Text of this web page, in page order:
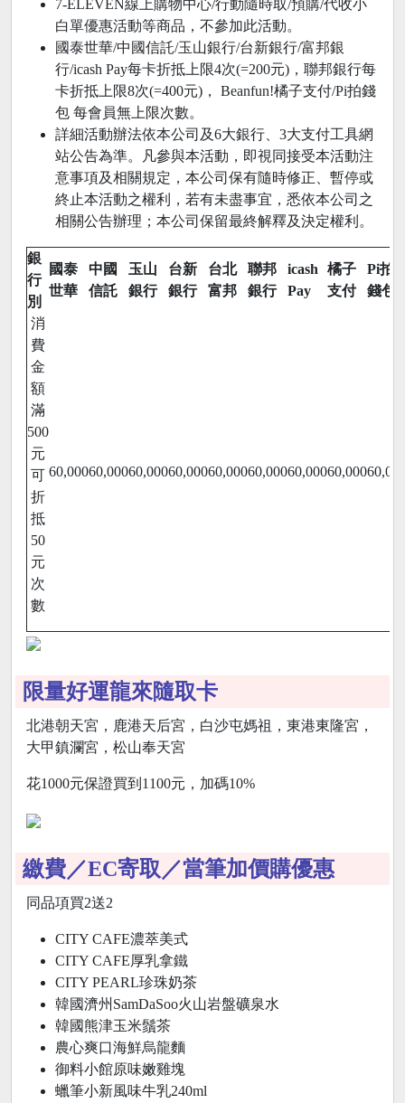
7-ELEVEN線上購物中心/行動隨時取/預購/代收小
白單優惠活動等商品，不參加此活動。
國泰世華/中國信託/玉山銀行/台新銀行/富邦銀
行/icash Pay每卡折抵上限4次(=200元)，聯邦銀行每
卡折抵上限8次(=400元)， Beanfun!橘子支付/Pi拍錢
包 每會員無上限次數。
詳細活動辦法依本公司及6大銀行、3大支付工具網
站公告為準。凡參與本活動，即視同接受本活動注
意事項及相關規定，本公司保有隨時修正、暫停或
終止本活動之權利，若有未盡事宜，悉依本公司之
相關公告辦理；本公司保留最終解釋及決定權利。
銀
行
別
國泰
世華
中國
信託
玉山
銀行
台新
銀行
台北
富邦
聯邦
銀行
icash
Pay
橘子
支付
Pi拍
錢包
消
費
金
額
滿
500
元
可
折
抵
50
元
次
數
60,00060,00060,00060,00060,00060,00060,00060,000
限量好運龍來隨取卡
北港朝天宮，鹿港天后宮，白沙屯媽祖，東港東隆宮，
大甲鎮瀾宮，松山奉天宮
花1000元保證買到1100元，加碼10%
繳費／EC寄取／當筆加價購優惠
同品項買2送2
CITY CAFE濃萃美式
CITY CAFE厚乳拿鐵
CITY PEARL珍珠奶茶
韓國濟州SamDaSoo火山岩盤礦泉水
韓國熊津玉米鬚茶
農心爽口海鮮烏龍麵
御料小館原味嫩雞塊
蠟筆小新風味牛乳240ml